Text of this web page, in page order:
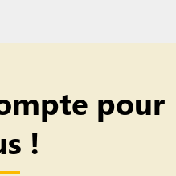
pour
!